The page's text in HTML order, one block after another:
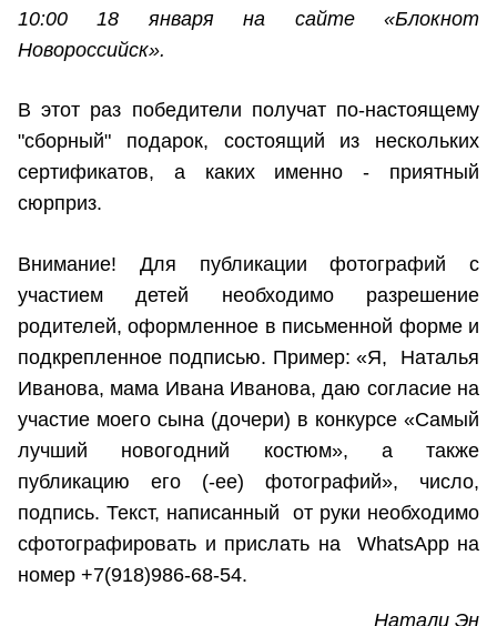
10:00 18 января на сайте «Блокнот
Новороссийск».
В этот раз победители получат по-настоящему
"сборный" подарок, состоящий из нескольких
сертификатов, а каких именно - приятный
сюрприз.
Внимание! Для публикации фотографий с
участием детей необходимо разрешение
родителей, оформленное в письменной форме и
подкрепленное подписью. Пример: «Я, Наталья
Иванова, мама Ивана Иванова, даю согласие на
участие моего сына (дочери) в конкурсе «Самый
лучший новогодний костюм», а также
публикацию его (-ее) фотографий», число,
подпись. Текст, написанный от руки необходимо
сфотографировать и прислать на WhatsApp на
номер +7(918)986-68-54.
Натали Эн